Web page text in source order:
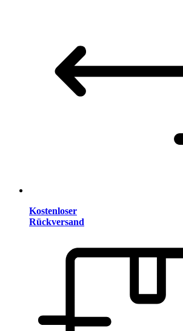
Kostenloser
Rückversand